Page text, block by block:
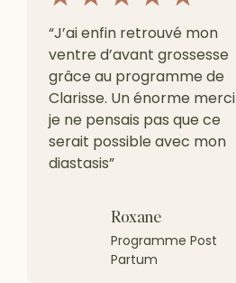
“J’ai enfin retrouvé mon
ventre d’avant grossesse
grâce au programme de
Clarisse. Un énorme merci
je ne pensais pas que ce
serait possible avec mon
diastasis”
Roxane
Programme Post
Partum